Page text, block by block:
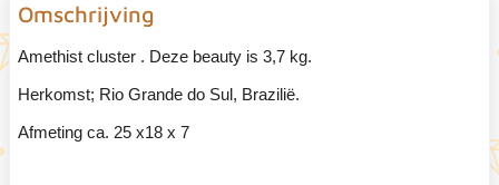
Omschrijving
Amethist cluster . Deze beauty is 3,7 kg.
Herkomst; Rio Grande do Sul, Brazilië.
Afmeting ca. 25 x18 x 7